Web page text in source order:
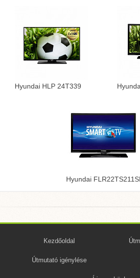
Hyundai HLP 24T339
Hyundai
Kezdőoldal
Útmutató igénylése